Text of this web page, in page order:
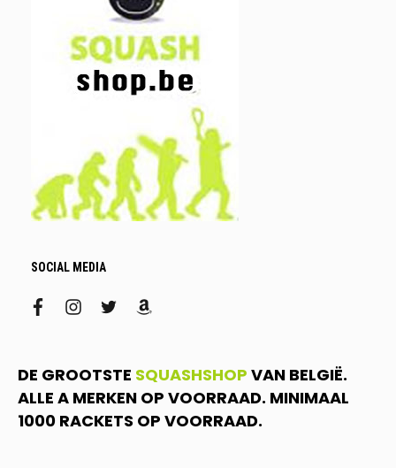
SOCIAL MEDIA
facebookinstagram
twitteramazon
DE GROOTSTE SQUASHSHOP VAN BELGIË.
ALLE A MERKEN OP VOORRAAD. MINIMAAL
1000 RACKETS OP VOORRAAD.